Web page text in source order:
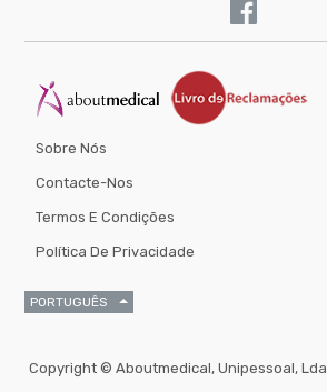
Sobre Nós
Contacte-Nos
Termos E Condições
Política De Privacidade
PORTUGUÊS
Copyright © Aboutmedical, Unipessoal, Lda.